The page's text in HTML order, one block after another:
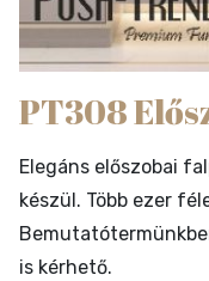
PT308
Elegáns előszobai
készül. Több ezer
is kérhető.